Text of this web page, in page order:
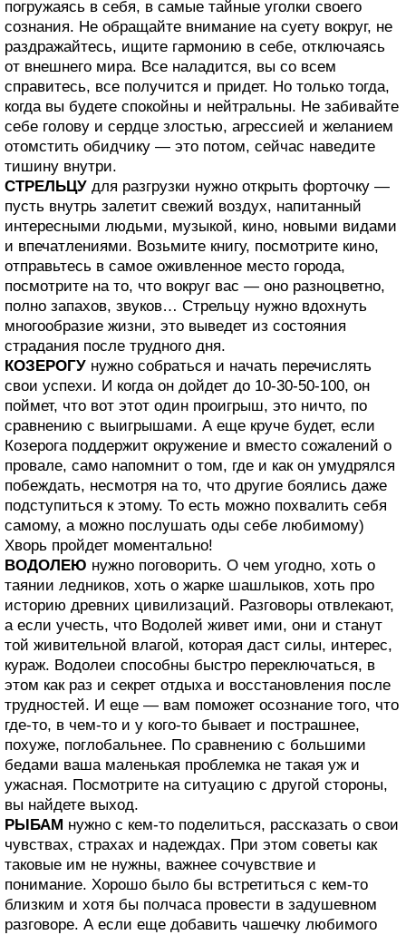
погружаясь в себя, в самые тайные уголки своего
сознания. Не обращайте внимание на суету вокруг, не
раздражайтесь, ищите гармонию в себе, отключаясь
от внешнего мира. Все наладится, вы со всем
справитесь, все получится и придет. Но только тогда,
когда вы будете спокойны и нейтральны. Не забивайте
себе голову и сердце злостью, агрессией и желанием
отомстить обидчику — это потом, сейчас наведите
тишину внутри.
СТРЕЛЬЦУ для разгрузки нужно открыть форточку —
пусть внутрь залетит свежий воздух, напитанный
интересными людьми, музыкой, кино, новыми видами
и впечатлениями. Возьмите книгу, посмотрите кино,
отправьтесь в самое оживленное место города,
посмотрите на то, что вокруг вас — оно разноцветно,
полно запахов, звуков… Стрельцу нужно вдохнуть
многообразие жизни, это выведет из состояния
страдания после трудного дня.
КОЗЕРОГУ нужно собраться и начать перечислять
свои успехи. И когда он дойдет до 10-30-50-100, он
поймет, что вот этот один проигрыш, это ничто, по
сравнению с выигрышами. А еще круче будет, если
Козерога поддержит окружение и вместо сожалений о
провале, само напомнит о том, где и как он умудрялся
побеждать, несмотря на то, что другие боялись даже
подступиться к этому. То есть можно похвалить себя
самому, а можно послушать оды себе любимому)
Хворь пройдет моментально!
ВОДОЛЕЮ нужно поговорить. О чем угодно, хоть о
таянии ледников, хоть о жарке шашлыков, хоть про
историю древних цивилизаций. Разговоры отвлекают,
а если учесть, что Водолей живет ими, они и станут
той живительной влагой, которая даст силы, интерес,
кураж. Водолеи способны быстро переключаться, в
этом как раз и секрет отдыха и восстановления после
трудностей. И еще — вам поможет осознание того, что
где-то, в чем-то и у кого-то бывает и пострашнее,
похуже, поглобальнее. По сравнению с большими
бедами ваша маленькая проблемка не такая уж и
ужасная. Посмотрите на ситуацию с другой стороны,
вы найдете выход.
РЫБАМ нужно с кем-то поделиться, рассказать о свои
чувствах, страхах и надеждах. При этом советы как
таковые им не нужны, важнее сочувствие и
понимание. Хорошо было бы встретиться с кем-то
близким и хотя бы полчаса провести в задушевном
разговоре. А если еще добавить чашечку любимого